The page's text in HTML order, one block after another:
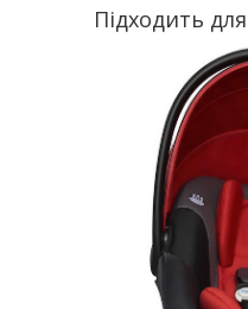
Підходить